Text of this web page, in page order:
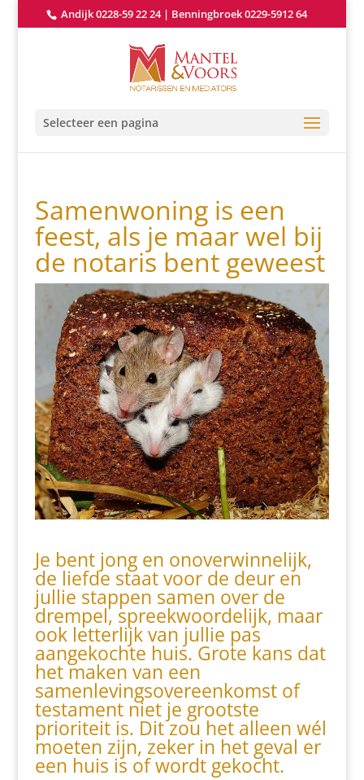
Andijk 0228-59 22 24| Benningbroek 0229-5912 64
Selecteer een pagina
Samenwoning is een
feest, als je maar wel bij
de notaris bent geweest
Je bent jong en onoverwinnelijk,
de liefde staat voor de deur en
jullie stappen samen over de
drempel, spreekwoordelijk, maar
ook letterlijk van jullie pas
aangekochte huis. Grote kans dat
het maken van een
samenlevingsovereenkomst of
testament niet je grootste
prioriteit is. Dit zou het alleen wél
moeten zijn, zeker in het geval er
een huis is of wordt gekocht.